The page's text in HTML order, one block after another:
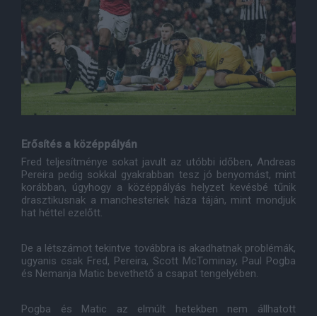
Erősítés a középpályán
Fred teljesítménye sokat javult az utóbbi időben, Andreas
Pereira pedig sokkal gyakrabban tesz jó benyomást, mint
korábban, úgyhogy a középpályás helyzet kevésbé tűnik
drasztikusnak a manchesteriek háza táján, mint mondjuk
hat héttel ezelőtt.
De a létszámot tekintve továbbra is akadhatnak problémák,
ugyanis csak Fred, Pereira, Scott McTominay, Paul Pogba
és Nemanja Matic bevethető a csapat tengelyében.
Pogba és Matic az elmúlt hetekben nem állhatott